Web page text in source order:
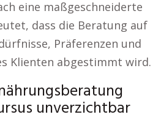
eine maßgeschneiderte
dass die Beratung auf
Präferenzen und
Klienten abgestimmt wird.
unverzichtbar